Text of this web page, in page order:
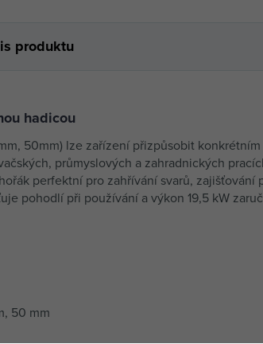
produktu
hadicou
50mm) lze zařízení přizpůsobit
průmyslových a zahradnických
perfektní pro zahřívání svarů, zajišťování
pohodlí při používání a výkon 19,5 kW
50 mm